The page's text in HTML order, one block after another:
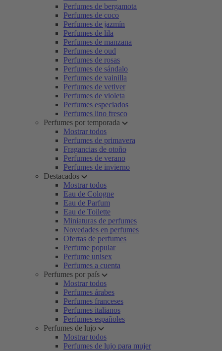
Perfumes de bergamota
Perfumes de coco
Perfumes de jazmín
Perfumes de lila
Perfumes de manzana
Perfumes de oud
Perfumes de rosas
Perfumes de sándalo
Perfumes de vainilla
Perfumes de vetiver
Perfumes de violeta
Perfumes especiados
Perfumes lino fresco
Perfumes por temporada
Mostrar todos
Perfumes de primavera
Fragancias de otoño
Perfumes de verano
Perfumes de invierno
Destacados
Mostrar todos
Eau de Cologne
Eau de Parfum
Eau de Toilette
Miniaturas de perfumes
Novedades en perfumes
Ofertas de perfumes
Perfume popular
Perfume unisex
Perfumes a cuenta
Perfumes por país
Mostrar todos
Perfumes árabes
Perfumes franceses
Perfumes italianos
Perfumes españoles
Perfumes de lujo
Mostrar todos
Perfumes de lujo para mujer